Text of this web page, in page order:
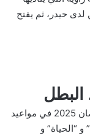
حيدر، ثم يفتح
يعرض مسلسل فهد البطل يوميًا خلال شهر رمضان 2025 في مواعيد
العرض التالية على كل من القنوات الناقلة “ON” و “الحياة” و